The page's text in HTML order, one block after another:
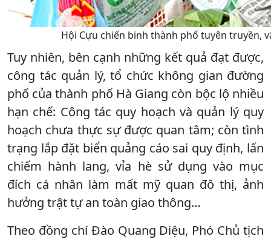
Hội Cựu chiến binh thành phố tuyên truyền,
Tuy nhiên, bên cạnh những kết quả đạt được,
công tác quản lý, tổ chức không gian đường
phố của thành phố Hà Giang còn bộc lộ nhiều
hạn chế: Công tác quy hoạch và quản lý quy
hoạch chưa thực sự được quan tâm; còn tình
trạng lắp đặt biển quảng cáo sai quy định, lấn
chiếm hành lang, vỉa hè sử dụng vào mục
đích cá nhân làm mất mỹ quan đô thị, ảnh
hưởng trật tự an toàn giao thông…
Theo đồng chí Đào Quang Diệu, Phó Chủ tịch